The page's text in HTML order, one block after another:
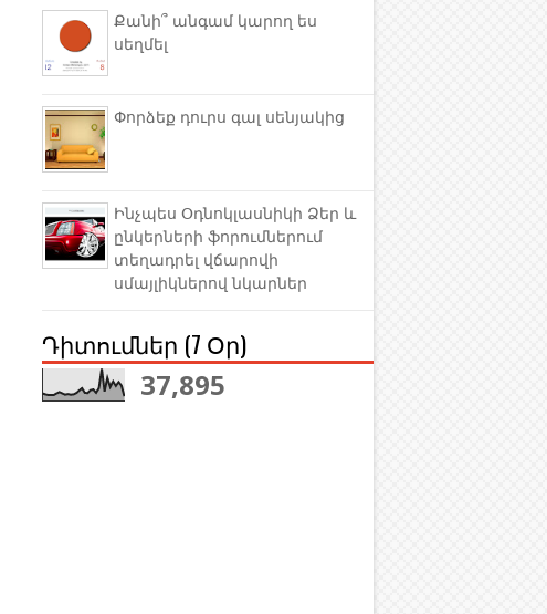
Քանի՞ անգամ կարող ես
սեղմել
Փորձեք դուրս գալ սենյակից
Ինչպես Օդնոկլասնիկի Ձեր և
ընկերների ֆորումներում
տեղադրել վճարովի
սմայլիկներով նկարներ
Դիտումներ (7 Օր)
37,895